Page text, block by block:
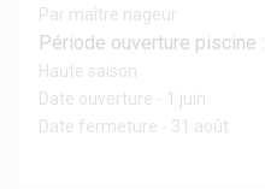
Par maître nageur
Période ouverture piscine :
Haute saison
Date ouverture - 1 juin
Date fermeture - 31 août